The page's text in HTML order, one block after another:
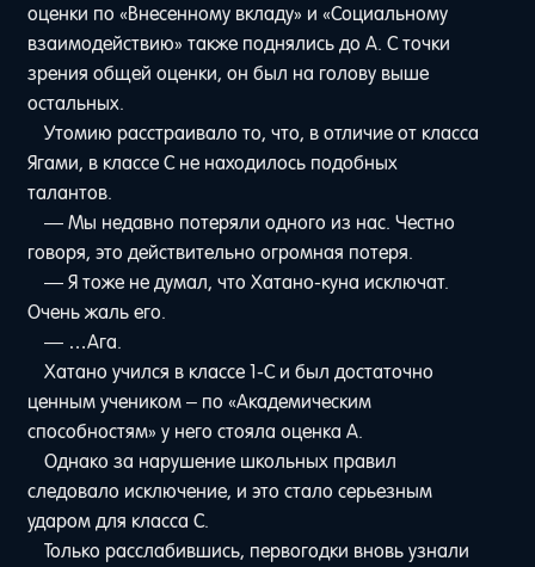
оценки по «Внесенному вкладу» и «Социальному
взаимодействию» также поднялись до A. С точки
зрения общей оценки, он был на голову выше
остальных.
Утомию расстраивало то, что, в отличие от класса
Ягами, в классе C не находилось подобных
талантов.
— Мы недавно потеряли одного из нас. Честно
говоря, это действительно огромная потеря.
— Я тоже не думал, что Хатано-куна исключат.
Очень жаль его.
— …Ага.
Хатано учился в классе 1-C и был достаточно
ценным учеником – по «Академическим
способностям» у него стояла оценка A.
Однако за нарушение школьных правил
следовало исключение, и это стало серьезным
ударом для класса C.
Только расслабившись, первогодки вновь узнали